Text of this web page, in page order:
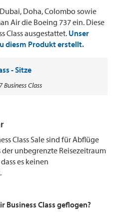
Doha, Colombo sowie
Air die Boeing 737 ein. Diese
Class ausgestattet. Unser
diesm Produkt erstellt.
Class
Class Sale sind für Abflüge
unbegrenzte Reisezeitraum
es keinen
Business Class geflogen?